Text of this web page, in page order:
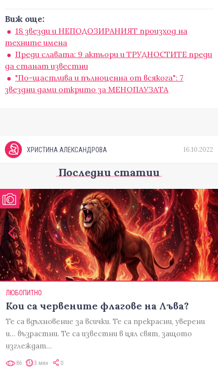
Виж още:
18 звезди и НЕПОДОЗИРАНИЯТ произход на
техните имена
Преди славата: 9 актьори и ТРУДНОСТИТЕ преди
да станат известни
"По-щастлива и пълноценна от всякога": 7
звездни дами открито за МЕНОПАУЗАТА
ХРИСТИНА АЛЕКСАНДРОВА 16.10.2022
Последни статии
ЛЮБОПИТНО
Кои са червените флагове на Лъва?
Те са вдъхновение за всички. Те са прекрасни, уверени
и... възрастни. Те са известни в цял свят, защото
изглеждат…
86 3 мин 0